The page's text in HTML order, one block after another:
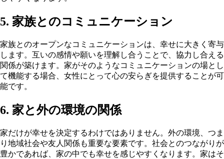
5. 家族とのコミュニケーション
家族とのオープンなコミュニケーションは、幸せに大きく寄与
します。互いの感情や願いを理解し合うことで、協力し合える
関係が築けます。家がそのようなコミュニケーションの場とし
て機能する場合、女性にとって心の安らぎを提供することが可
能です。
6. 家と外の環境の関係
家だけが幸せを決定するわけではありません。外の環境、つま
り地域社会や友人関係も重要な要素です。社会とのつながりが
豊かであれば、家の中でも幸せを感じやすくなります。家はそ